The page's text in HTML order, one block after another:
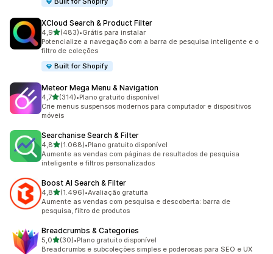
XCloud Search & Product Filter
4,9de 5 estrelas
(483)
483 avaliações ao todo
•Grátis para instalar
Potencialize a navegação com a barra de pesquisa inteligente e o
filtro de coleções
Built for Shopify
Meteor Mega Menu & Navigation
4,7de 5 estrelas
(314)
314 avaliações ao todo
•Plano gratuito disponível
Crie menus suspensos modernos para computador e dispositivos
móveis
Searchanise Search & Filter
4,8de 5 estrelas
(1.068)
1068 avaliações ao todo
•Plano gratuito disponível
Aumente as vendas com páginas de resultados de pesquisa
inteligente e filtros personalizados
Boost AI Search & Filter
4,8de 5 estrelas
(1.496)
1496 avaliações ao todo
•Avaliação gratuita
Aumente as vendas com pesquisa e descoberta: barra de
pesquisa, filtro de produtos
Breadcrumbs & Categories
5,0de 5 estrelas
(30)
30 avaliações ao todo
•Plano gratuito disponível
Breadcrumbs e subcoleções simples e poderosas para SEO e UX